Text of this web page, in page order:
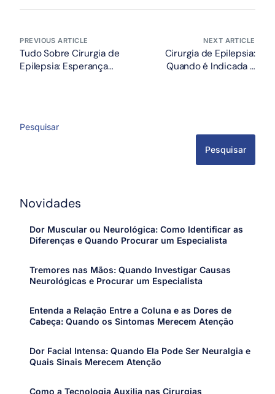
PREVIOUS ARTICLE
Tudo Sobre Cirurgia de
Epilepsia: Esperança
NEXT ARTICLE
Cirurgia de Epilepsia:
Quando é Indicada e
Pesquisar
Pesquisar
Novidades
Dor Muscular ou Neurológica: Como Identificar as
Diferenças e Quando Procurar um Especialista
Tremores nas Mãos: Quando Investigar Causas
Neurológicas e Procurar um Especialista
Entenda a Relação Entre a Coluna e as Dores de
Cabeça: Quando os Sintomas Merecem Atenção
Dor Facial Intensa: Quando Ela Pode Ser Neuralgia e
Quais Sinais Merecem Atenção
Como a Tecnologia Auxilia nas Cirurgias